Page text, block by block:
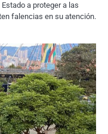
a proteger a las
falencias en su atención.